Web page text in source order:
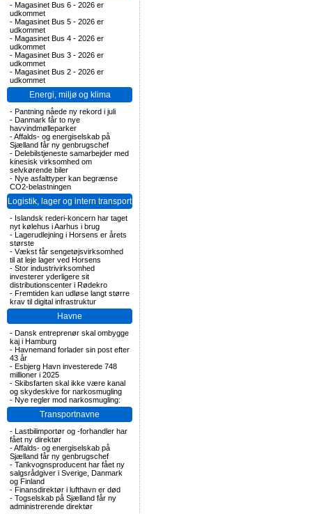
- Magasinet Bus 6 - 2026 er
udkommet
- Magasinet Bus 5 - 2026 er
udkommet
- Magasinet Bus 4 - 2026 er
udkommet
- Magasinet Bus 3 - 2026 er
udkommet
- Magasinet Bus 2 - 2026 er
udkommet
Energi, miljø og klima
- Pantning nåede ny rekord i juli
- Danmark får to nye
havvindmølleparker
-Affalds- og energiselskab på
Sjælland får ny genbrugschef
- Delebilstjeneste samarbejder med
kinesisk virksomhed om
selvkørende biler
- Nye asfalttyper kan begrænse
CO2-belastningen
Logistik, lager og intern transport
- Islandsk rederi-koncern har taget
nyt kølehus i Aarhus i brug
- Lagerudlejning i Horsens er årets
største
- Vækst får sengetøjsvirksomhed
til at leje lager ved Horsens
- Stor industrivirksomhed
investerer yderligere sit
distributionscenter i Rødekro
- Fremtiden kan udløse langt større
krav til digital infrastruktur
Havne
- Dansk entreprenør skal ombygge
kaj i Hamburg
- Havnemand forlader sin post efter
43 år
- Esbjerg Havn investerede 748
millioner i 2025
- Skibsfarten skal ikke være kanal
og skydeskive for narkosmugling
- Nye regler mod narkosmugling:
Transportnavne
- Lastbilimportør og -forhandler har
fået ny direktør
-Affalds- og energiselskab på
Sjælland får ny genbrugschef
- Tankvognsproducent har fået ny
salgsrådgiver i Sverige, Danmark
og Finland
- Finansdirektør i lufthavn er død
- Togselskab på Sjælland får ny
administrerende direktør